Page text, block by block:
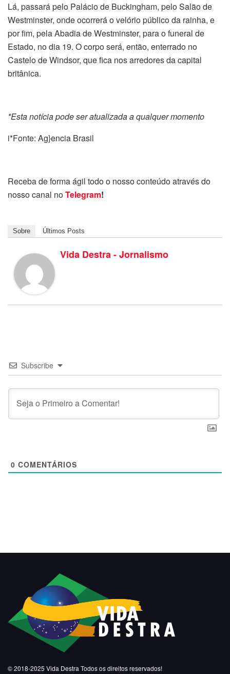
Lá, passará pelo Palácio de Buckingham, pelo Salão de
Westminster, onde ocorrerá o velório público da rainha, e
por fim, pela Abadia de Westminster, para o funeral de
Estado, no dia 19. O corpo será, então, enterrado no
Castelo de Windsor, que fica nos arredores da capital
britânica.
*Esta notícia pode ser atualizada a qualquer momento
i*Fonte: Ag}encia Brasil
Receba de forma ágil todo o nosso conteúdo através do
nosso canal noTelegram!
Sobre Últimos Posts
Vida Destra - Jornalismo
Subscribe
0 COMENTÁRIOS
© 2018-2025 Vida Destra Todos os direitos reservados!